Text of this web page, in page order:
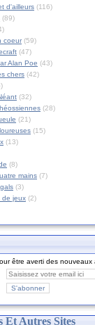
d'ailleurs (116)
(89)
coeur (59)
(47)
Alan Poe (43)
chers (42)
(32)
(28)
(21)
(15)
(13)
(8)
mains (7)
(3)
de jeux (2)
être averti des nouveaux
Et Autres Sites